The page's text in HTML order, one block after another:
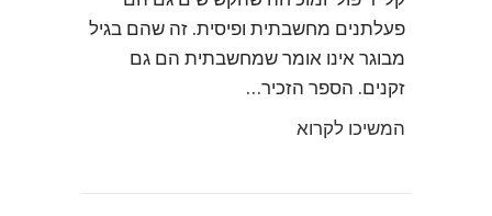
פעלתנים מחשבתית ופיסית. זה שהם בגיל
מבוגר אינו אומר שמחשבתית הם גם
זקנים. הספר הזכיר…
המשיכו לקרוא